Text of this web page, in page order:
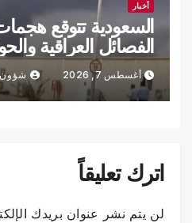
أخبار
السعودية تتوقع
الفصائل العراقية
أغسطس 7, 2026 شؤون
اترك تعليقاً
لن يتم نشر عنوان بريدك